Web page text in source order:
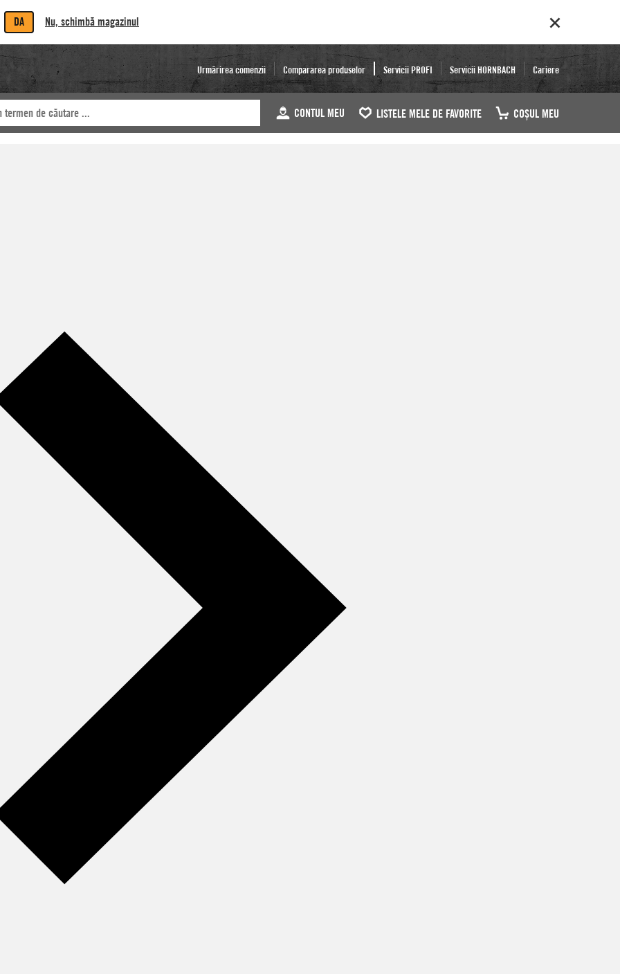
DA Nu, schimbă magazinul
Urmărirea comenzii Compararea produselor Servicii PROFI Servicii HORNBACH Cariere
CONTUL MEU LISTELE MELE DE FAVORITE COŞUL MEU